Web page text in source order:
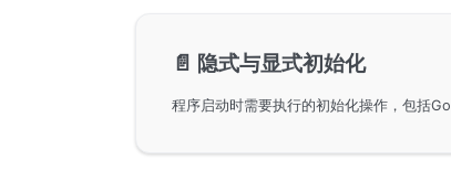
📄️ 隐式与显式初始化